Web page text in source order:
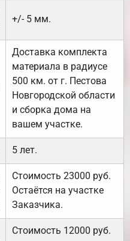
+/- 5 мм.
Доставка комплекта
материала в радиусе
500 км. от г. Пестова
Новгородской области
и сборка дома на
вашем участке.
5 лет.
Стоимость 23000 руб.
Остаётся на участке
Заказчика.
Стоимость 12000 руб.